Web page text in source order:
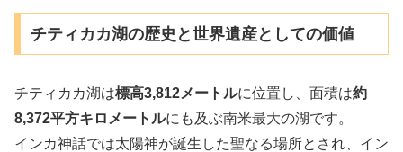
チティカカ湖の歴史と世界遺産としての価値
チティカカ湖は標高3,812メートルに位置し、面積は約
8,372平方キロメートルにも及ぶ南米最大の湖です。
インカ神話では太陽神が誕生した聖なる場所とされ、イン